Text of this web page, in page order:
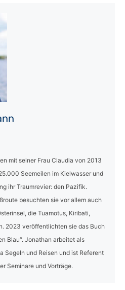
mit seiner Frau Claudia von 2013
Seemeilen im Kielwasser und
ihr Traumrevier: den Pazifik.
besuchten sie vor allem auch
die Tuamotus, Kiribati,
2023 veröffentlichten sie das Buch
Blau“. Jonathan arbeitet als
Segeln und Reisen und ist Referent
Seminare und Vorträge.